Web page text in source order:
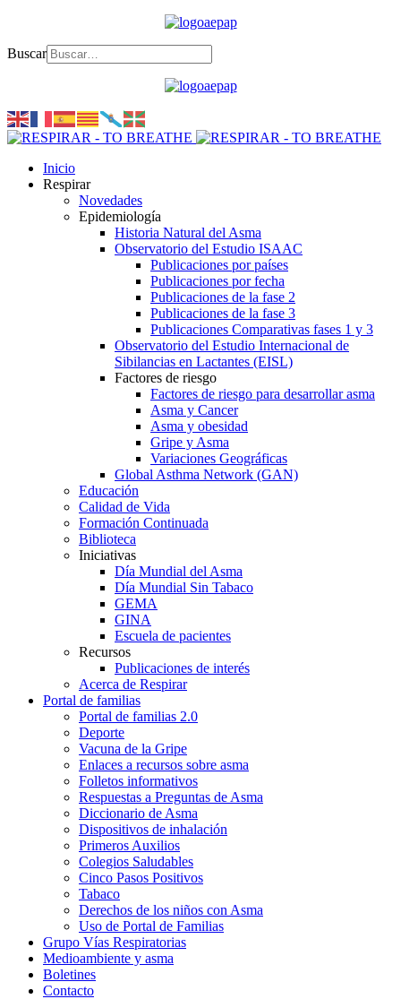
Buscar
Inicio
Respirar
Novedades
Epidemiología
Historia Natural del Asma
Observatorio del Estudio ISAAC
Publicaciones por países
Publicaciones por fecha
Publicaciones de la fase 2
Publicaciones de la fase 3
Publicaciones Comparativas fases 1 y 3
Observatorio del Estudio Internacional de
Sibilancias en Lactantes (EISL)
Factores de riesgo
Factores de riesgo para desarrollar asma
Asma y Cancer
Asma y obesidad
Gripe y Asma
Variaciones Geográficas
Global Asthma Network (GAN)
Educación
Calidad de Vida
Formación Continuada
Biblioteca
Iniciativas
Día Mundial del Asma
Día Mundial Sin Tabaco
GEMA
GINA
Escuela de pacientes
Recursos
Publicaciones de interés
Acerca de Respirar
Portal de familias
Portal de familias 2.0
Deporte
Vacuna de la Gripe
Enlaces a recursos sobre asma
Folletos informativos
Respuestas a Preguntas de Asma
Diccionario de Asma
Dispositivos de inhalación
Primeros Auxilios
Colegios Saludables
Cinco Pasos Positivos
Tabaco
Derechos de los niños con Asma
Uso de Portal de Familias
Grupo Vías Respiratorias
Medioambiente y asma
Boletines
Contacto